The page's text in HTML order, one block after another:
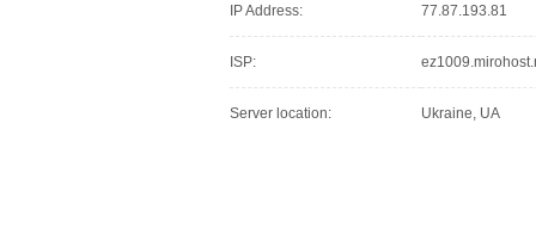
IP Address: 77.87.193.81
ISP:
Server location: Ukraine, UA